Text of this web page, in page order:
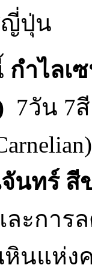
ญี่ปุ่น
กำไลเ
7วัน 7
นทร์ สี
ะการ
นหินแห่